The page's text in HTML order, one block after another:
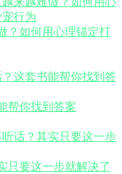
？如何用心理锚定打
帮你找到答案
只要这一步就解决了